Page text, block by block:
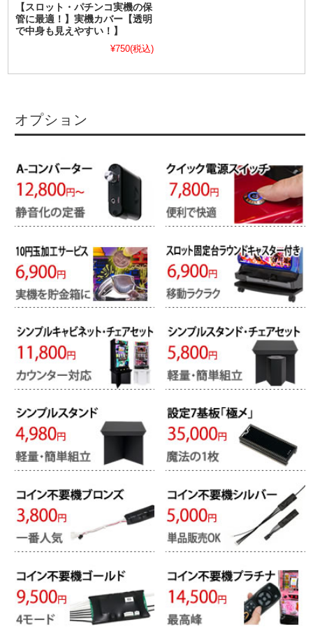
【スロット・パチンコ実機の保
管に最適！】実機カバー【透明
で中身も見えやすい！】
¥750(税込)
オプション